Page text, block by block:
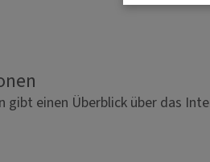
gibt einen Überblick über das